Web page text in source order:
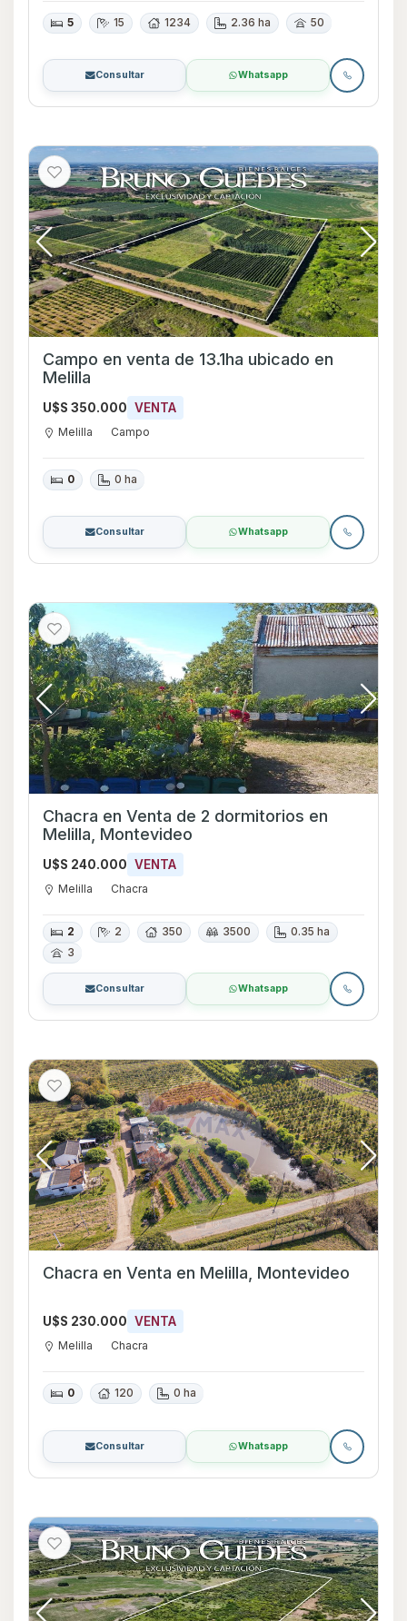
5 15 1234 2.36 ha 50
Consultar Whatsapp
Campo en venta de 13.1ha ubicado en
Melilla
U$S 350.000 VENTA
Melilla Campo
0 0 ha
Consultar Whatsapp
Chacra en Venta de 2 dormitorios en
Melilla, Montevideo
U$S 240.000 VENTA
Melilla Chacra
2 2 350 3500
0.35 ha
3
Consultar Whatsapp
Chacra en Venta en Melilla, Montevideo
U$S 230.000 VENTA
Melilla Chacra
0 120 0 ha
Consultar Whatsapp